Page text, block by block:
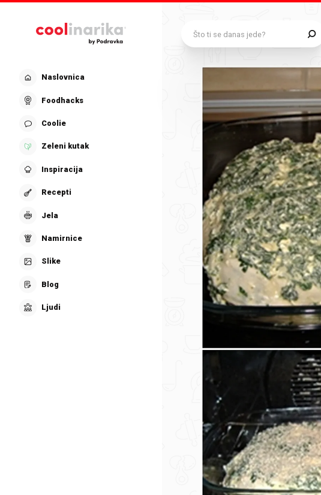
Naslovnica
Foodhacks
Coolie
Zeleni kutak
Inspiracija
Recepti
Jela
Namirnice
Slike
Blog
Ljudi
Što ti se danas jede?